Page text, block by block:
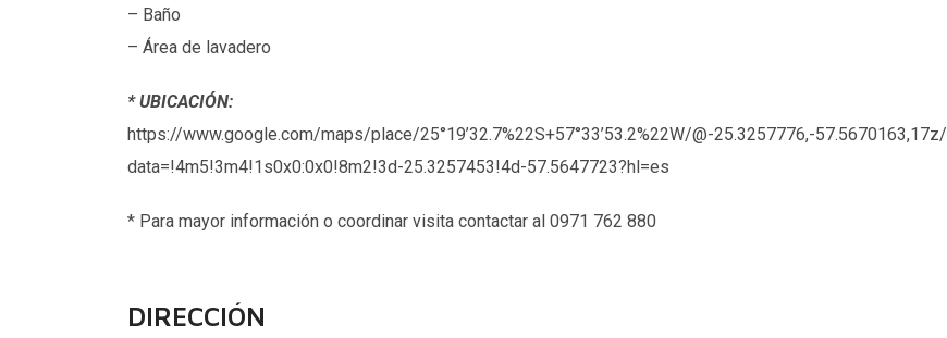
– Baño
– Área de lavadero
* UBICACIÓN:
https://www.google.com/maps/place/25°19’32.7%22S+57°33’53.2%22W/@-25.3257776,-57.5670163,17z/
data=!4m5!3m4!1s0x0:0x0!8m2!3d-25.3257453!4d-57.5647723?hl=es
* Para mayor información o coordinar visita contactar al 0971 762 880
DIRECCIÓN